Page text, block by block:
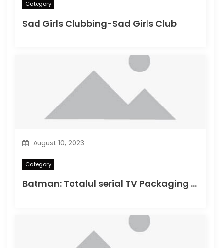
Category
Sad Girls Clubbing-Sad Girls Club
August 10, 2023
Category
Batman: Totalul serial TV Packaging Photos